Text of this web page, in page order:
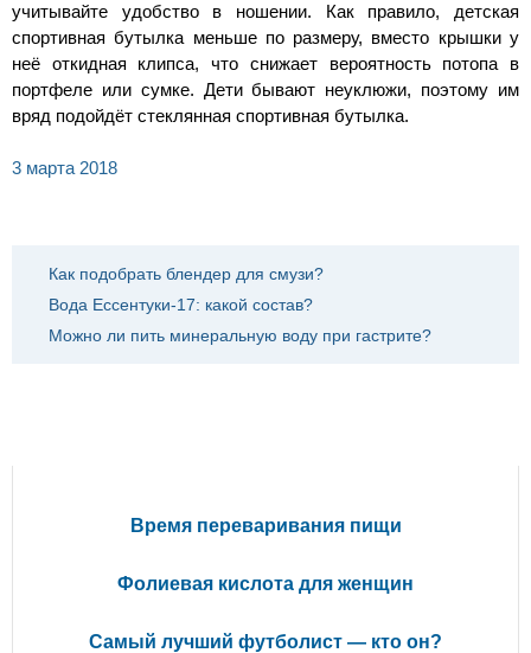
учитывайте удобство в ношении. Как правило, детская
спортивная бутылка меньше по размеру, вместо крышки у
неё откидная клипса, что снижает вероятность потопа в
портфеле или сумке. Дети бывают неуклюжи, поэтому им
вряд подойдёт стеклянная спортивная бутылка.
3 марта 2018
Как подобрать блендер для смузи?
Вода Ессентуки-17: какой состав?
Можно ли пить минеральную воду при гастрите?
Время переваривания пищи
Фолиевая кислота для женщин
Самый лучший футболист — кто он?